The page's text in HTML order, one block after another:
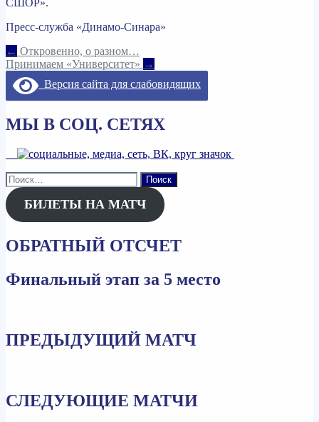
Пресс-служба «Динамо-Синара»
Навигация
по
записям
← Откровенно, о разном…
Принимаем «Университет» →
Версия сайта для слабовидящих
МЫ В СОЦ. СЕТЯХ
Найти:
БИЛЕТЫ НА МАТЧ
ОБРАТНЫЙ ОТСЧЕТ
Финальный этап за 5 место
ПРЕДЫДУЩИЙ МАТЧ
СЛЕДУЮЩИЕ МАТЧИ